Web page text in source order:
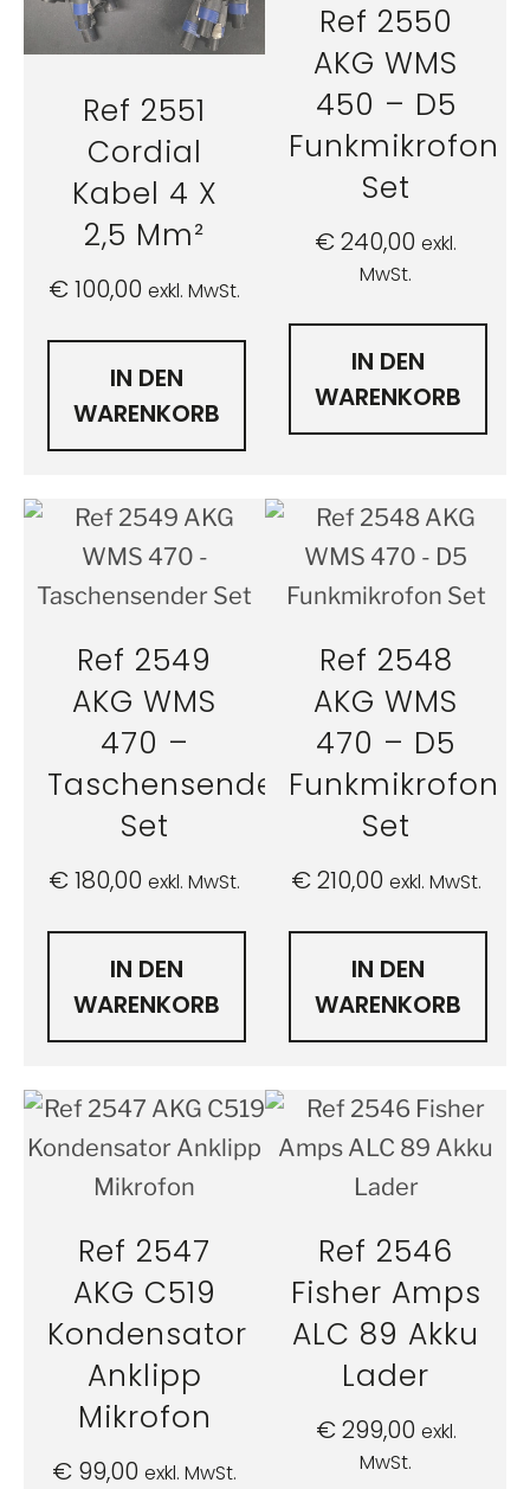
Ref 2551
Cordial
Kabel 4 X
2,5 Mm²
€100,00 exkl. MwSt.
IN DEN
WARENKORB
Ref 2550
AKG WMS
450 – D5
Funkmikrofon
Set
€240,00 exkl.
MwSt.
IN DEN
WARENKORB
Ref 2549
AKG WMS
470 –
Taschensender
Set
€180,00 exkl. MwSt.
IN DEN
WARENKORB
Ref 2548
AKG WMS
470 – D5
Funkmikrofon
Set
€210,00 exkl. MwSt.
IN DEN
WARENKORB
Ref 2547
AKG C519
Kondensator
Anklipp
Mikrofon
€ 99,00 exkl. MwSt.
Ref 2546
Fisher Amps
ALC 89 Akku
Lader
€299,00 exkl.
MwSt.